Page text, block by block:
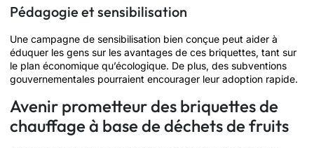
Pédagogie et sensibilisation
Une campagne de sensibilisation bien conçue peut aider à
éduquer les gens sur les avantages de ces briquettes, tant sur
le plan économique qu’écologique. De plus, des subventions
gouvernementales pourraient encourager leur adoption rapide.
Avenir prometteur des briquettes de
chauffage à base de déchets de fruits